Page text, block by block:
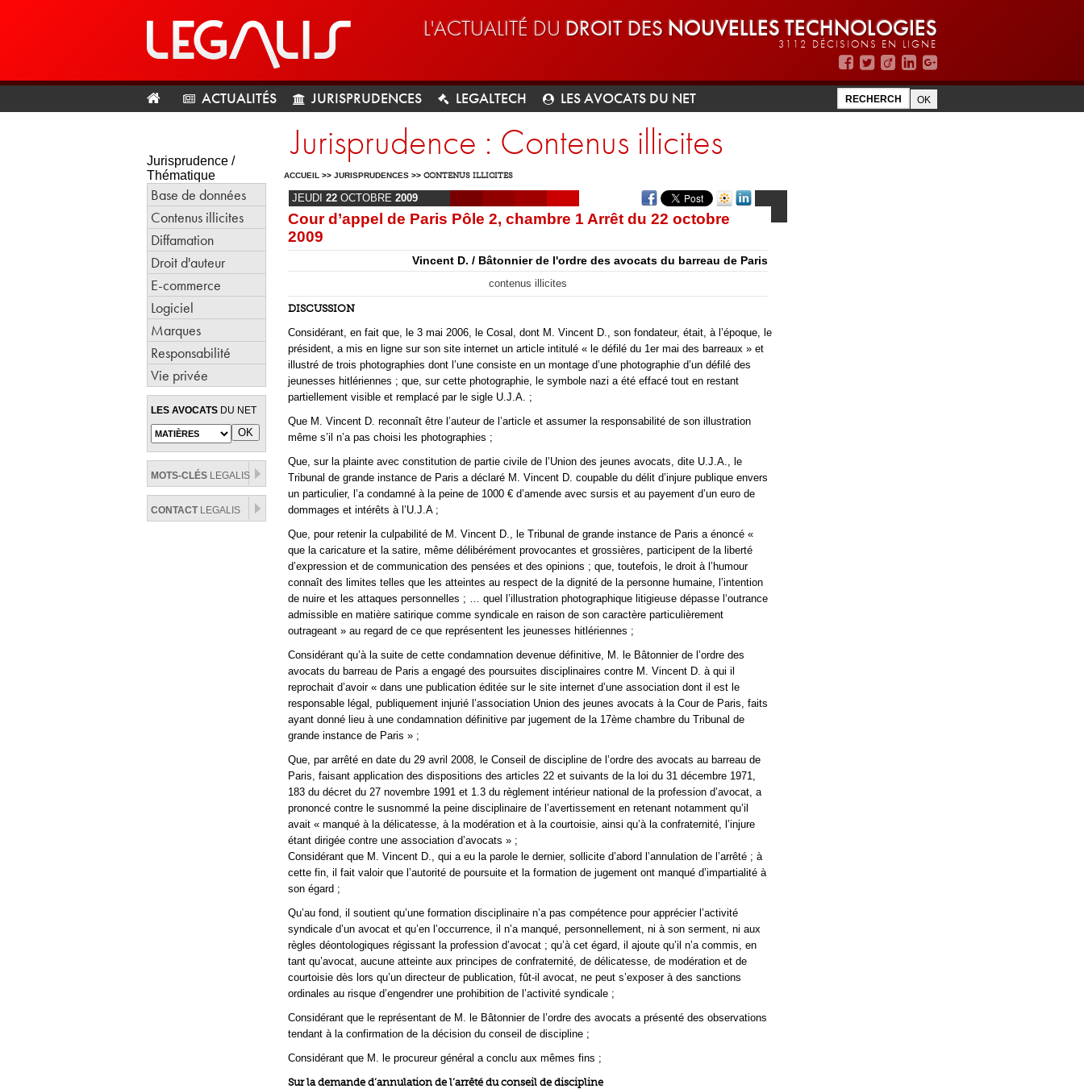
L'ACTUALITÉ DU DROIT DES NOUVELLES TECHNOLOGIES
3112 DÉCISIONS EN LIGNE
ACTUALITÉS JURISPRUDENCES LEGALTECH LES AVOCATS DU NET
Jurisprudence /
Thématique
Base de données
Contenus illicites
Diffamation
Droit d'auteur
E-commerce
Logiciel
Marques
Responsabilité
Vie privée
LES AVOCATS DU NET
MOTS-CLÉS LEGALIS
CONTACTLEGALIS
Jurisprudence : Contenus illicites
ACCUEIL >> JURISPRUDENCES >> CONTENUS ILLICITES
JEUDI 22 OCTOBRE 2009
Cour d’appel de Paris Pôle 2, chambre 1 Arrêt du 22 octobre
2009
Vincent D. / Bâtonnier de l'ordre des avocats du barreau de Paris
contenus illicites
DISCUSSION
Considérant, en fait que, le 3 mai 2006, le Cosal, dont M. Vincent D., son fondateur, était, à l’époque, le
président, a mis en ligne sur son site internet un article intitulé « le défilé du 1er mai des barreaux » et
illustré de trois photographies dont l’une consiste en un montage d’une photographie d’un défilé des
jeunesses hitlériennes ; que, sur cette photographie, le symbole nazi a été effacé tout en restant
partiellement visible et remplacé par le sigle U.J.A. ;
Que M. Vincent D. reconnaît être l’auteur de l’article et assumer la responsabilité de son illustration
même s’il n’a pas choisi les photographies ;
Que, sur la plainte avec constitution de partie civile de l’Union des jeunes avocats, dite U.J.A., le
Tribunal de grande instance de Paris a déclaré M. Vincent D. coupable du délit d’injure publique envers
un particulier, l’a condamné à la peine de 1000 € d’amende avec sursis et au payement d’un euro de
dommages et intérêts à l’U.J.A ;
Que, pour retenir la culpabilité de M. Vincent D., le Tribunal de grande instance de Paris a énoncé «
que la caricature et la satire, même délibérément provocantes et grossières, participent de la liberté
d’expression et de communication des pensées et des opinions ; que, toutefois, le droit à l’humour
connaît des limites telles que les atteintes au respect de la dignité de la personne humaine, l’intention
de nuire et les attaques personnelles ; … quel l’illustration photographique litigieuse dépasse l‘outrance
admissible en matière satirique comme syndicale en raison de son caractère particulièrement
outrageant » au regard de ce que représentent les jeunesses hitlériennes ;
Considérant qu’à la suite de cette condamnation devenue définitive, M. le Bâtonnier de l’ordre des
avocats du barreau de Paris a engagé des poursuites disciplinaires contre M. Vincent D. à qui il
reprochait d’avoir « dans une publication éditée sur le site internet d’une association dont il est le
responsable légal, publiquement injurié l’association Union des jeunes avocats à la Cour de Paris, faits
ayant donné lieu à une condamnation définitive par jugement de la 17ème chambre du Tribunal de
grande instance de Paris » ;
Que, par arrêté en date du 29 avril 2008, le Conseil de discipline de l’ordre des avocats au barreau de
Paris, faisant application des dispositions des articles 22 et suivants de la loi du 31 décembre 1971,
183 du décret du 27 novembre 1991 et 1.3 du règlement intérieur national de la profession d’avocat, a
prononcé contre le susnommé la peine disciplinaire de l’avertissement en retenant notamment qu’il
avait « manqué à la délicatesse, à la modération et à la courtoisie, ainsi qu’à la confraternité, l’injure
étant dirigée contre une association d’avocats » ;
Considérant que M. Vincent D., qui a eu la parole le dernier, sollicite d’abord l’annulation de l’arrêté ; à
cette fin, il fait valoir que l’autorité de poursuite et la formation de jugement ont manqué d’impartialité à
son égard ;
Qu’au fond, il soutient qu’une formation disciplinaire n’a pas compétence pour apprécier l’activité
syndicale d’un avocat et qu’en l’occurrence, il n’a manqué, personnellement, ni à son serment, ni aux
règles déontologiques régissant la profession d’avocat ; qu’à cet égard, il ajoute qu’il n’a commis, en
tant qu’avocat, aucune atteinte aux principes de confraternité, de délicatesse, de modération et de
courtoisie dès lors qu’un directeur de publication, fût-il avocat, ne peut s’exposer à des sanctions
ordinales au risque d’engendrer une prohibition de l’activité syndicale ;
Considérant que le représentant de M. le Bâtonnier de l’ordre des avocats a présenté des observations
tendant à la confirmation de la décision du conseil de discipline ;
Considérant que M. le procureur général a conclu aux mêmes fins ;
Sur la demande d’annulation de l’arrêté du conseil de discipline